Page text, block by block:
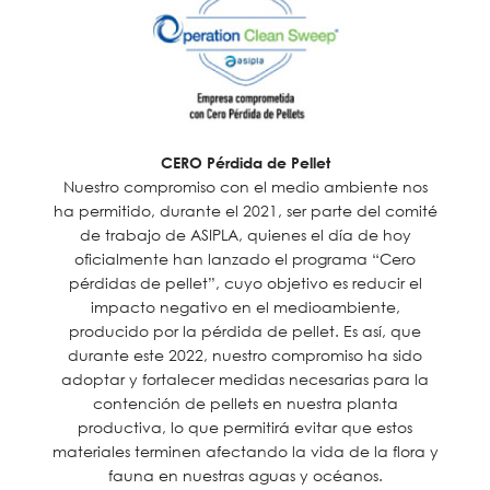
CERO Pérdida de Pellet
Nuestro compromiso con el medio ambiente nos
ha permitido, durante el 2021, ser parte del comité
de trabajo de ASIPLA, quienes el día de hoy
oficialmente han lanzado el programa “Cero
pérdidas de pellet”, cuyo objetivo es reducir el
impacto negativo en el medioambiente,
producido por la pérdida de pellet. Es así, que
durante este 2022, nuestro compromiso ha sido
adoptar y fortalecer medidas necesarias para la
contención de pellets en nuestra planta
productiva, lo que permitirá evitar que estos
materiales terminen afectando la vida de la flora y
fauna en nuestras aguas y océanos.